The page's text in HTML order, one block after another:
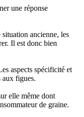
une réponse
situation ancienne, les
Il est donc bien
aspects spécificité et
aux figues.
elle même dont
de graine.